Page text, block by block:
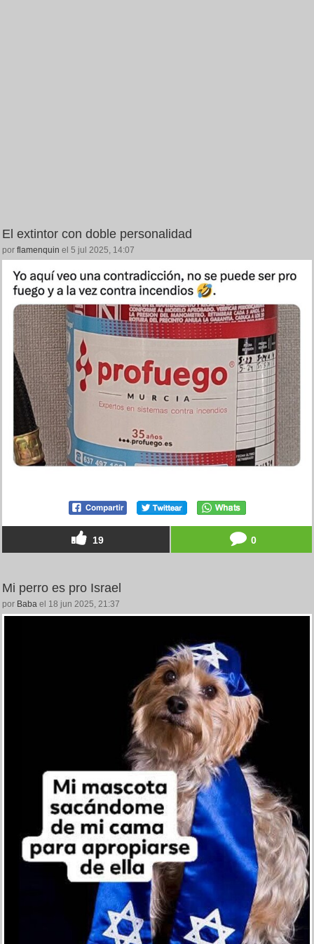
El extintor con doble personalidad
por flamenquin el 5 jul 2025, 14:07
19 0
Mi perro es pro Israel
por Baba el 18 jun 2025, 21:37